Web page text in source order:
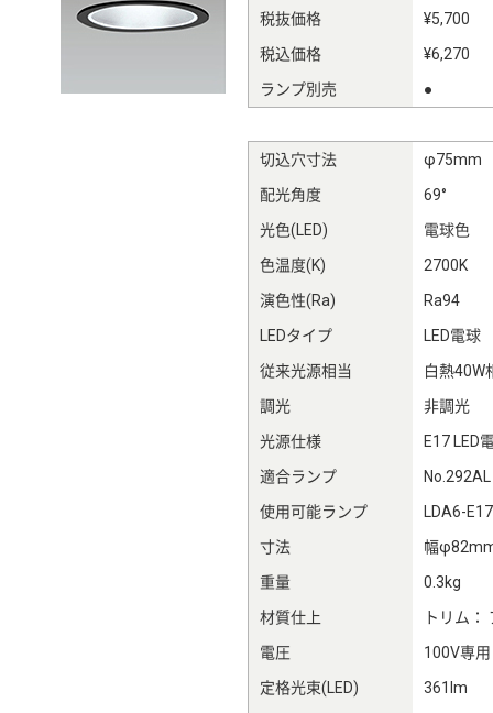
税抜価格
¥5,700
税込価格
¥6,270
ランプ別売
●
切込穴寸法
φ75mm
配光角度
69°
光色(LED)
電球色
色温度(K)
2700K
演色性(Ra)
Ra94
LEDタイプ
LED電球
従来光源相当
白熱40W
調光
非調光
光源仕様
E17 LED
適合ランプ
使用可能ランプ
LDA6-
寸法
幅
重量
0.3kg
材質仕上
トリム
電圧
100V専用
定格光束(LED)
361lm